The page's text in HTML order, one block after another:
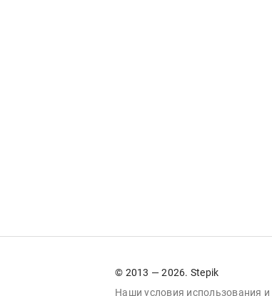
© 2013 — 2026. Stepik
Наши условия использования и